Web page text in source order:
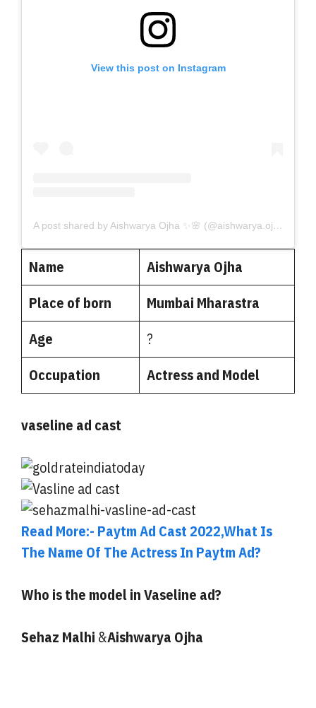
View this post on Instagram
A post shared by Aishwarya Ojha ✨🌸 (@aishwarya.ojha)
Name
Aishwarya Ojha
Place of born
Mumbai Mharastra
Age
?
Occupation
Actress and Model
vaseline ad cast
Read More:- Paytm Ad Cast 2022,What Is
The Name Of The Actress In Paytm Ad?
Who is the model in Vaseline ad?
Sehaz Malhi &Aishwarya Ojha